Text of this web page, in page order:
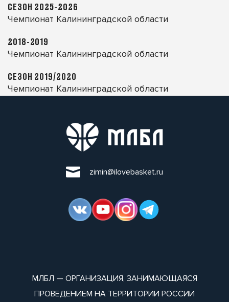
СЕЗОН 2025-2026
Чемпионат Калининградской области
2018-2019
Чемпионат Калининградской области
СЕЗОН 2019/2020
Чемпионат Калининградской области
zimin@ilovebasket.ru
МЛБЛ — ОРГАНИЗАЦИЯ, ЗАНИМАЮЩАЯСЯ
ПРОВЕДЕНИЕМ НА ТЕРРИТОРИИ РОССИИ